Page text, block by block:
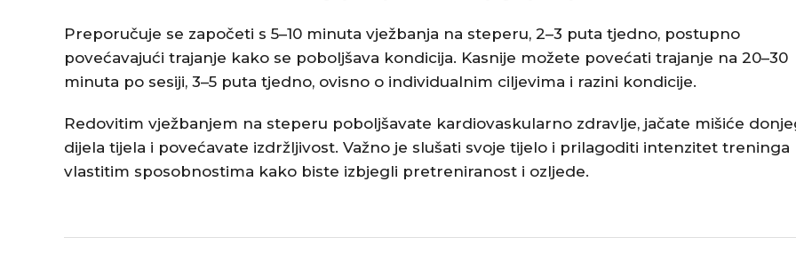
Preporučuje se započeti s 5–10 minuta vježbanja na steperu, 2–3 puta tjedno, postupno
povećavajući trajanje kako se poboljšava kondicija. Kasnije možete povećati trajanje na 20–30
minuta po sesiji, 3–5 puta tjedno, ovisno o individualnim ciljevima i razini kondicije.
Redovitim vježbanjem na steperu poboljšavate kardiovaskularno zdravlje, jačate mišiće
dijela tijela i povećavate izdržljivost. Važno je slušati svoje tijelo i prilagoditi intenzitet treninga
vlastitim sposobnostima kako biste izbjegli pretreniranost i ozljede.​